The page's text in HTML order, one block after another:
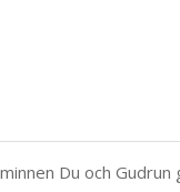
Du och